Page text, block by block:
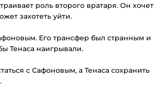
роль второго вратаря. Он хочет
захотеть уйти.
Его трансфер был странным и
Тенаса наигрывали.
с Сафоновым, а Тенаса сохранить